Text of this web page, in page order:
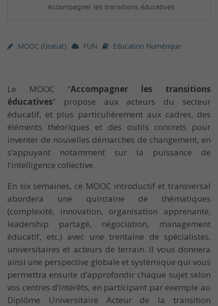
MOOC (gratuit) FUN Education Numérique
Le MOOC “Accompagner les transitions
éducatives” propose aux acteurs du secteur
éducatif, et plus particulièrement aux cadres, des
éléments théoriques et des outils concrets pour
inventer de nouvelles démarches de changement, en
s’appuyant notamment sur la puissance de
l’intelligence collective.
En six semaines, ce MOOC introductif et transversal
abordera une quinzaine de thématiques
(complexité, innovation, organisation apprenante,
leadership partagé, négociation, management
éducatif, etc.) avec une trentaine de spécialistes,
universitaires et acteurs de terrain. Il vous donnera
ainsi une perspective globale et systémique qui vous
permettra ensuite d’approfondir chaque sujet selon
vos centres d’intérêts, en participant par exemple au
Diplôme Universitaire Acteur de la transition